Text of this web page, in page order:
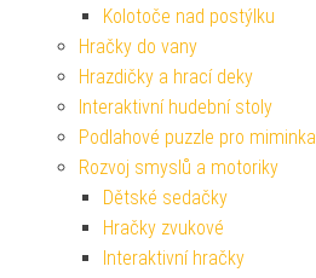
Kolotoče nad postýlku
Hračky do vany
Hrazdičky a hrací deky
Interaktivní hudební stoly
Podlahové puzzle pro miminka
Rozvoj smyslů a motoriky
Dětské sedačky
Hračky zvukové
Interaktivní hračky